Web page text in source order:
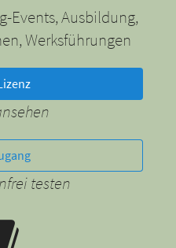
Events, Ausbildung,
Werksführungen
testen